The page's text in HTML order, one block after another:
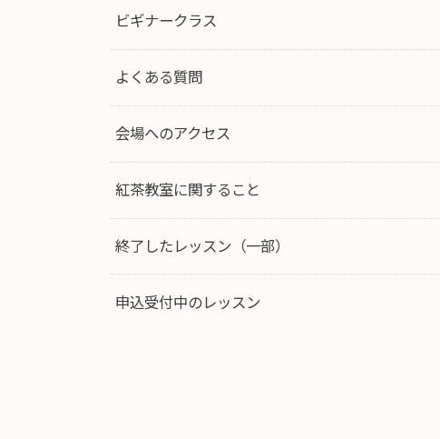
ビギナークラス
よくある質問
会場へのアクセス
紅茶教室に関すること
終了したレッスン（一部）
申込受付中のレッスン